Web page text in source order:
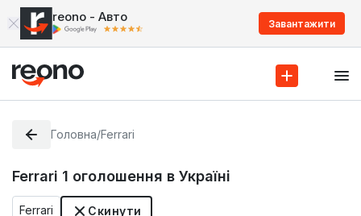
reono - Авто Завантажити
Головна/Ferrari
Ferrari 1 оголошення в Україні
Ferrari Скинути